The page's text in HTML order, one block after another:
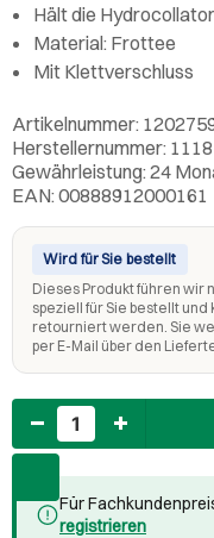
Hält die
Material: Frottee
Mit Klettverschluss
Artikelnummer:
Herstellernummer: 1118
Gewährleistung: 24
EAN: 00888912000161
Wird für Sie bestellt
Dieses Produkt führen wir
speziell für Sie bestellt und
retourniert werden. Sie
per E-Mail über den
Anzahl
Für
registrieren